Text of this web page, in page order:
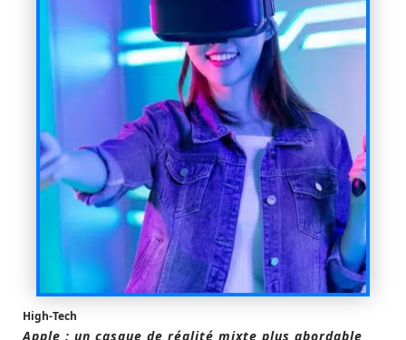
High-Tech
Apple : un casque de réalité mixte plus abordable